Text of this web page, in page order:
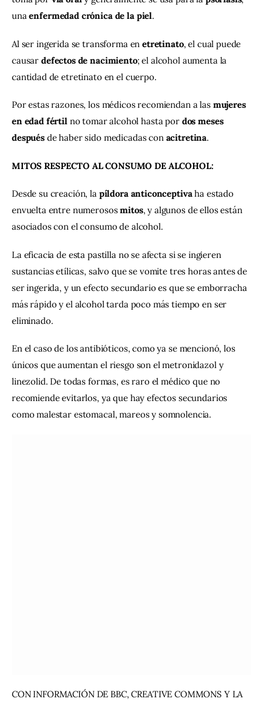
una enfermedad crónica de la piel.
Al ser ingerida se transforma en etretinato, el cual puede
causar defectos de nacimiento; el alcohol aumenta la
cantidad de etretinato en el cuerpo.
Por estas razones, los médicos recomiendan a las mujeres
en edad fértil no tomar alcohol hasta por dos meses
después de haber sido medicadas con acitretina.
MITOS RESPECTO AL CONSUMO DE ALCOHOL:
Desde su creación, la píldora anticonceptiva ha estado
envuelta entre numerosos mitos, y algunos de ellos están
asociados con el consumo de alcohol.
La eficacia de esta pastilla no se afecta si se ingieren
sustancias etílicas, salvo que se vomite tres horas antes de
ser ingerida, y un efecto secundario es que se emborracha
más rápido y el alcohol tarda poco más tiempo en ser
eliminado.
En el caso de los antibióticos, como ya se mencionó, los
únicos que aumentan el riesgo son el metronidazol y
linezolid. De todas formas, es raro el médico que no
recomiende evitarlos, ya que hay efectos secundarios
como malestar estomacal, mareos y somnolencia.
CON INFORMACIÓN DE BBC, CREATIVE COMMONS Y LA